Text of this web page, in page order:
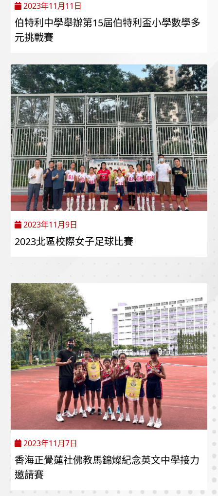
2023年11月11日
伯特利中學舉辦第15屆伯特利盃小學數學多
元挑戰賽
2023年11月9日
2023北區校際女子足球比賽
2023年11月7日
香海正覺蓮社佛教馬錦燦紀念英文中學接力
邀請賽